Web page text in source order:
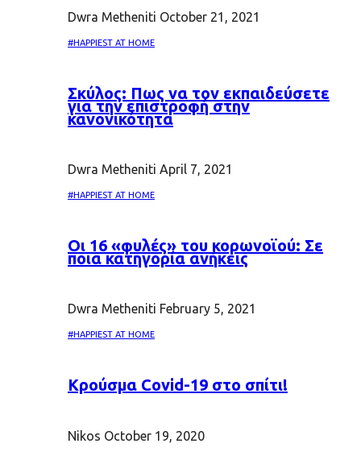
Dwra Metheniti October 21, 2021
#HAPPIEST AT HOME
Σκύλος: Πως να τον εκπαιδεύσετε
για την επιστροφή στην
κανονικότητα
Dwra Metheniti April 7, 2021
#HAPPIEST AT HOME
Oι 16 «φυλές» του κορωνοϊού: Σε
ποια κατηγορία ανήκεις
Dwra Metheniti February 5, 2021
#HAPPIEST AT HOME
Κρούσμα Covid-19 στο σπίτι!
Nikos October 19, 2020